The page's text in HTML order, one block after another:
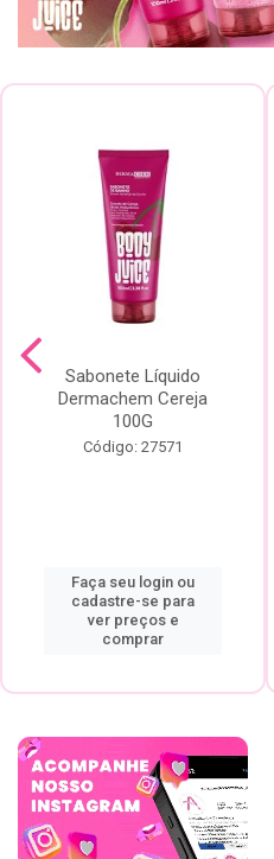
Sabonete Líquido
Dermachem Cereja
100G
Código: 27571
Faça seu login ou
cadastre-se para
ver preços e
comprar